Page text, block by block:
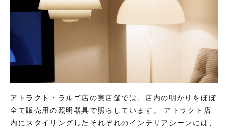
アトラクト・ラルゴ店の実店舗では、店内の明かりをほぼ
全て販売用の照明器具で照らしています。 アトラクト店
内にスタイリングしたそれぞれのインテリアシーンには、